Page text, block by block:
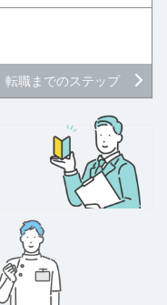
転職までのステップ